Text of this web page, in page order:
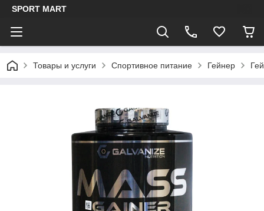
SPORT MART
Товары и услуги Спортивное питание Гейнер